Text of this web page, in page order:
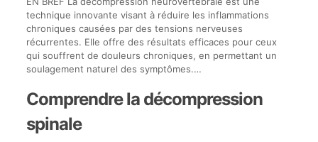
technique innovante visant à réduire les inflammations
chroniques causées par des tensions nerveuses
récurrentes. Elle offre des résultats efficaces pour ceux
qui souffrent de douleurs chroniques, en permettant un
soulagement naturel des symptômes.…
Comprendre la décompression
spinale